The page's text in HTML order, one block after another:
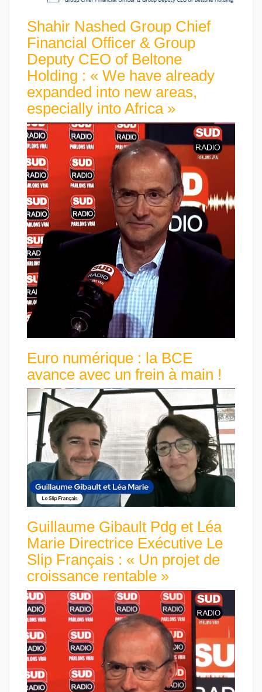
Shahir Nashed Group Chief
Financial Officer & Group
Deputy CEO of Beltone
Holding : « We have already
expanded into new areas,
especially into Africa »
Euro numérique : la BCE
avance avec un frein à main !
Guillaume Gibault Pdg et Léa
Marie Directrice Exécutive Le
Slip Français : « Un projet de
croissance rentable »